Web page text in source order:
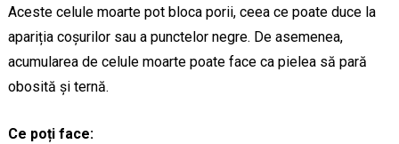
Aceste celule moarte pot bloca porii, ceea ce poate duce la
apariția coșurilor sau a punctelor negre. De asemenea,
acumularea de celule moarte poate face ca pielea să pară
obosită și ternă.
Ce poți face: